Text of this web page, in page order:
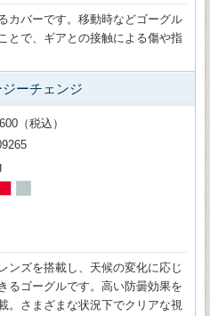
カバーです。移動時などゴーグル
とで、ギアとの接触による傷や指
ーチェンジ
（税込）
ンズを搭載し、天候の変化に応じ
るゴーグルです。高い防曇効果を
。さまざまな状況下でクリアな視